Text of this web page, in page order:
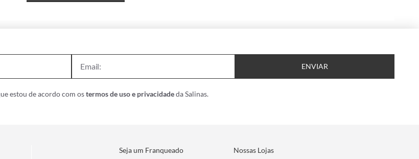
ENVIAR
estou de acordo com ostermos de uso e privacidadeda Salinas.
Seja um Franqueado Nossas Lojas